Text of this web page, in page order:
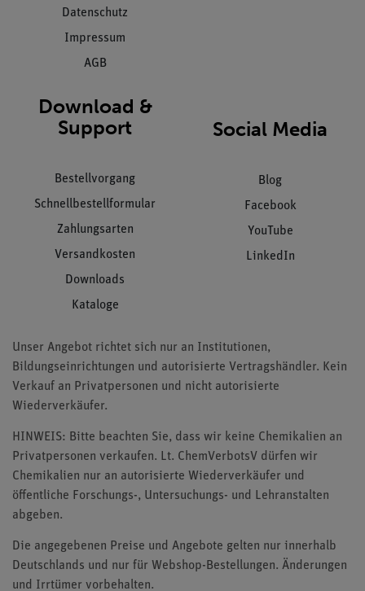
Datenschutz
Impressum
AGB
Download &
Support
Bestellvorgang
Schnellbestellformular
Zahlungsarten
Versandkosten
Downloads
Kataloge
Social Media
Blog
Facebook
YouTube
LinkedIn
Unser Angebot richtet sich nur an Institutionen,
Bildungseinrichtungen und autorisierte Vertragshändler. Kein
Verkauf an Privatpersonen und nicht autorisierte
Wiederverkäufer.
HINWEIS: Bitte beachten Sie, dass wir keine Chemikalien an
Privatpersonen verkaufen. Lt. ChemVerbotsV dürfen wir
Chemikalien nur an autorisierte Wiederverkäufer und
öffentliche Forschungs-, Untersuchungs- und Lehranstalten
abgeben.
Die angegebenen Preise und Angebote gelten nur innerhalb
Deutschlands und nur für Webshop-Bestellungen. Änderungen
und Irrtümer vorbehalten.